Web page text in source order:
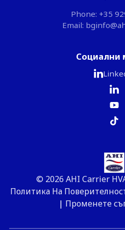
Phone: +35
Email:
Социални
© 2026 AHI Carrier
Политика На
| Променете